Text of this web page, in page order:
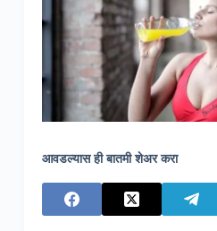
आवडल्यास ही बातमी शेअर करा